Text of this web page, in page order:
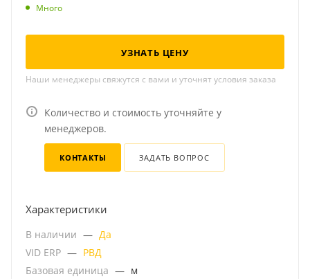
Много
УЗНАТЬ ЦЕНУ
Наши менеджеры свяжутся с вами и уточнят условия заказа
Количество и стоимость уточняйте у
менеджеров.
КОНТАКТЫ ЗАДАТЬ ВОПРОС
Характеристики
В наличии — Да
VID ERP — РВД
Базовая единица — м